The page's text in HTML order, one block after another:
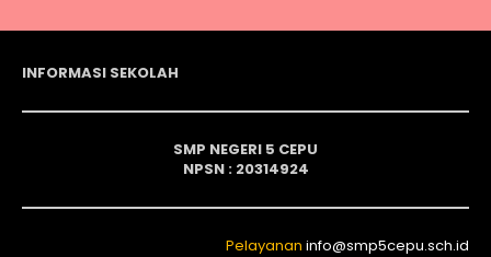
INFORMASI SEKOLAH
SMP NEGERI 5 CEPU
NPSN : 20314924
Pelayanan info@smp5cepu.sch.id